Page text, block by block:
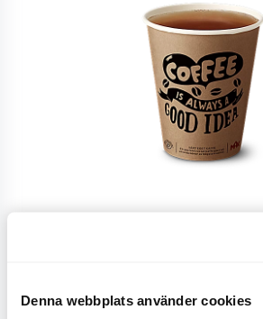
Denna webbplats använder cookies
Stor